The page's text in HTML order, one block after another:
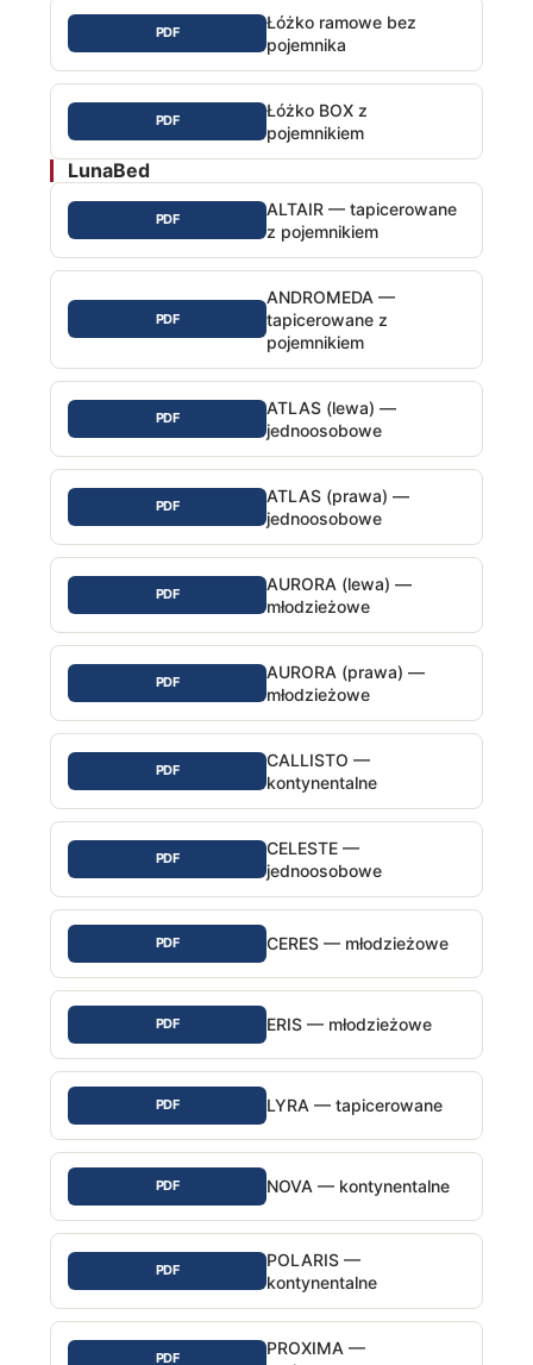
PDF
Łóżko ramowe bez
pojemnika
PDF
Łóżko BOX z
pojemnikiem
LunaBed
PDF
ALTAIR — tapicerowane
z pojemnikiem
PDF
ANDROMEDA —
tapicerowane z
pojemnikiem
PDF
ATLAS (lewa) —
jednoosobowe
PDF
ATLAS (prawa) —
jednoosobowe
PDF
AURORA (lewa) —
młodzieżowe
PDF
AURORA (prawa) —
młodzieżowe
PDF
CALLISTO —
kontynentalne
PDF
CELESTE —
jednoosobowe
PDF CERES — młodzieżowe
PDF ERIS — młodzieżowe
PDF LYRA — tapicerowane
PDF NOVA — kontynentalne
PDF
POLARIS —
kontynentalne
PDF
PROXIMA —